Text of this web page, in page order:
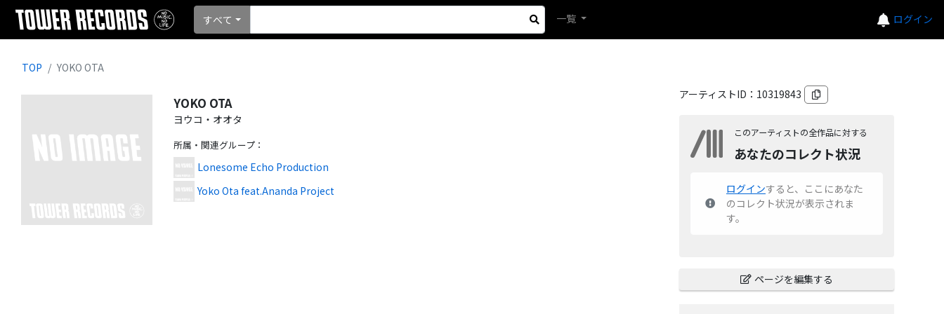
ログイン
すべて 一覧
TOP YOKO OTA
YOKO OTA
ヨウコ・オオタ
所属・関連グループ：
Lonesome Echo Production
Yoko Ota feat.Ananda Project
アーティストID： 10319843
このアーティストの全作品に対する
あなたのコレクト状況
ログインすると、ここにあなた
のコレクト状況が表示されま
す。
ページを編集する